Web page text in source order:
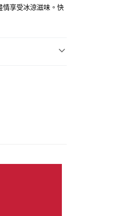
情享受冰涼滋味。快